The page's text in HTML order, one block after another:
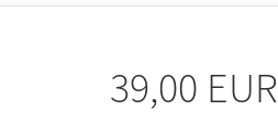
39,00 EUR